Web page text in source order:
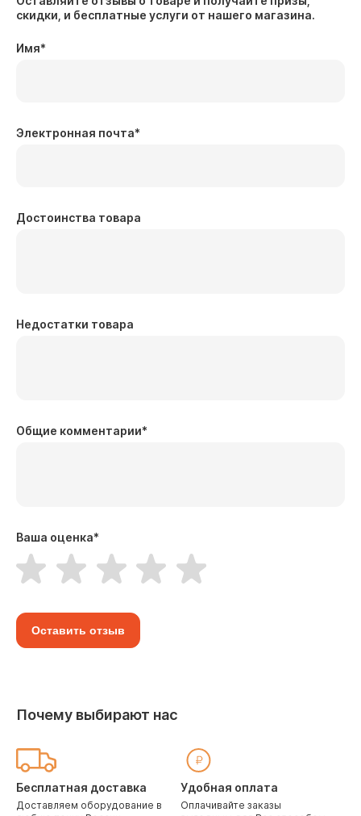
скидки, и бесплатные услуги от нашего магазина.
Имя*
Электронная почта*
Достоинства товара
Недостатки товара
Общие комментарии*
Ваша оценка*
Оставить отзыв
Почему выбирают нас
Бесплатная доставка
Доставляем оборудование в
Удобная оплата
Оплачивайте заказы